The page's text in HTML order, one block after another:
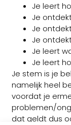
Je leert
Je
Je
Je
Je leert
Je leert
Je stem is je
namelijk heel
voordat je
problemen/
dat geldt dus